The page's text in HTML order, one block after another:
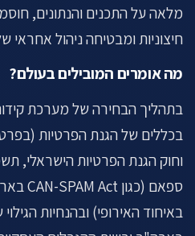
מלאה על התכנים והנתונים,
חיצוניות ומבטיחה ניהול
מה אומרים המובילים בעולם?
בתהליך הבחירה של מערכת